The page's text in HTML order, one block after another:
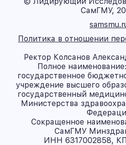
СамГМУ,
Политика в отношении
Ректор Колсанов
Полное
государственное
учреждение высшего
государственный
Министерства
Сокращенное
СамГМУ
ИНН 6317002858,